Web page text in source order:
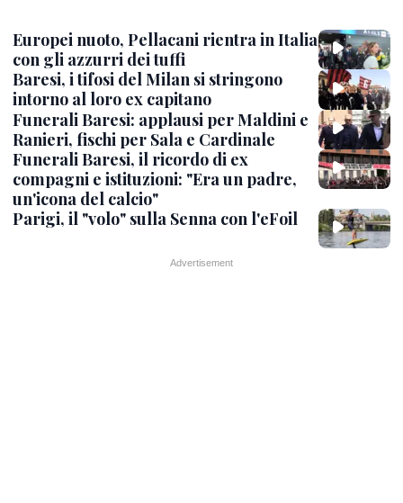
Europei nuoto, Pellacani rientra in Italia
con gli azzurri dei tuffi
Baresi, i tifosi del Milan si stringono
intorno al loro ex capitano
Funerali Baresi: applausi per Maldini e
Ranieri, fischi per Sala e Cardinale
Funerali Baresi, il ricordo di ex
compagni e istituzioni: "Era un padre,
un'icona del calcio"
Parigi, il "volo" sulla Senna con l'eFoil